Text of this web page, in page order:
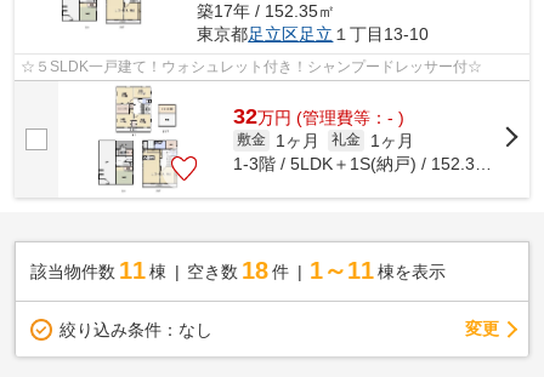
築17年 / 152.35㎡
東京都足立区足立 １丁目13-10
☆５SLDK一戸建て！ウォシュレット付き！シャンプードレッサー付☆
32万円 (管理費等：- )
敷金 1ヶ月 礼金
1ヶ月
該当物件数 11棟 空き数 18 件 1～11 棟を表示
絞り込み条件： なし 変更